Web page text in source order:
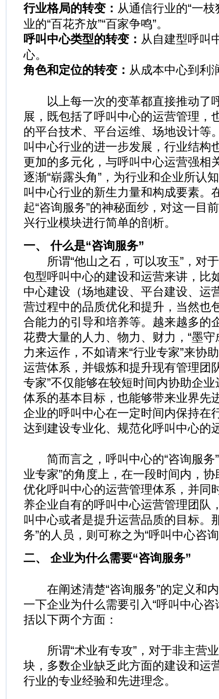
行业格局的转变： 从通信行业的“一
业的“百花齐放”“百家争鸣”。
呼叫中心类型的转变： 从自建型呼叫
心。
角色和定位的转变： 从成本中心到利
以上每一次的变革都直接推动了
展，既包括了呼叫中心的运营管理，
的平台技术、平台运维、场地设计等
叫中心行业的进一步发展，行业结构
更加的多元化，与呼叫中心运营强相
逐渐“崭露头角”，为行业和企业所认
叫中心行业的新生力量和构成要素。
起“咨询服务”的神秘面纱，对这一目
兴行业模块进行简单的剖析。
一、 什么是“咨询服务”
所谓“他山之石，可以攻玉”，对
包型呼叫中心的建设和运营来讲，比
中心建设（场地建设、平台建设、运
营过程中的品质优化和提升，当然也
合能力的引导和培养等。越来越多的
花费大量的人力、物力、财力，“墨
力来运作，不如请来“行业专家”来协
运营体系，并锻炼和提升现有管理团
专家”不仅能够在较短时间内协助企
体系的基本目标，也能够带来业界先
企业的呼叫中心在一定时间内保持在
达到建设专业化、规范化呼叫中心的
简而言之，呼叫中心的“咨询服务
业专家”的角度上，在一段时间内，
优化呼叫中心的运营管理体系，并同
养企业自有的呼叫中心运营管理团队
叫中心或者是提升运营品质的目标。
务”的人员，则可称之为“呼叫中心咨
二、 企业为什么需要“咨询服务”
在阐述清楚“咨询服务”的定义和
一下企业为什么需要引入“呼叫中心
括以下两个方面：
所谓“术业有专攻”，对于非主营
块，多数企业缺乏此方面的建设和运
行业的专业经验和先进理念。